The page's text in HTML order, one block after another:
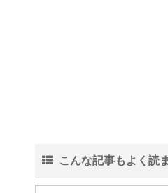
こんな記事もよく読